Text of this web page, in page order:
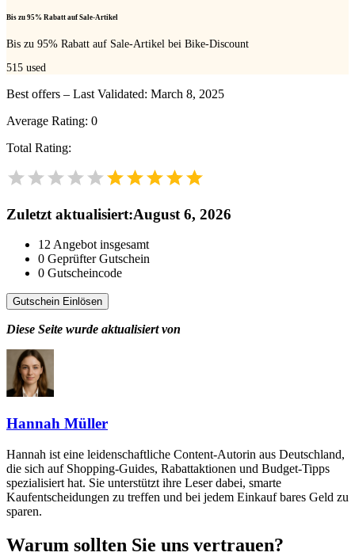
Bis zu 95% Rabatt auf Sale-Artikel
Bis zu 95% Rabatt auf Sale-Artikel bei Bike-Discount
515 used
Best offers – Last Validated: March 8, 2025
Average Rating: 0
Total Rating:
Zuletzt aktualisiert:August 6, 2026
12Angebot insgesamt
0 Geprüfter Gutschein
0 Gutscheincode
Gutschein Einlösen
Diese Seite wurde aktualisiert von
Hannah Müller
Hannah ist eine leidenschaftliche Content-Autorin aus Deutschland,
die sich auf Shopping-Guides, Rabattaktionen und Budget-Tipps
spezialisiert hat. Sie unterstützt ihre Leser dabei, smarte
Kaufentscheidungen zu treffen und bei jedem Einkauf bares Geld zu
sparen.
Warum sollten Sie uns vertrauen?